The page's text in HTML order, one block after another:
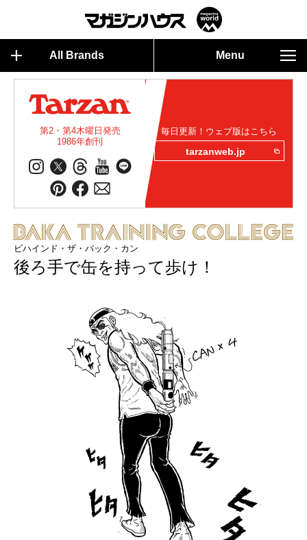
All Brands Menu
第2・第4木曜日発売
1986年創刊
毎日更新！ウェブ版はこちら
tarzanweb.jp
ビハインド・ザ・バック・カン
後ろ手で缶を持って歩け！